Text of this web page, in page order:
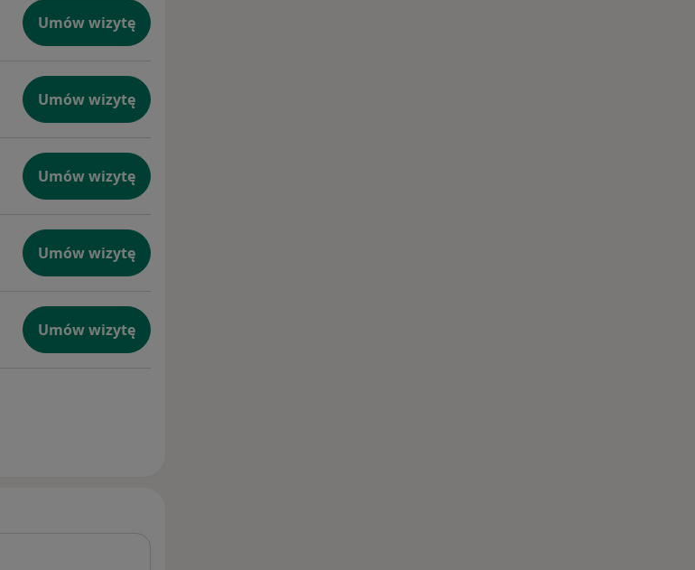
Umów wizytę
Umów wizytę
Umów wizytę
Umów wizytę
Umów wizytę